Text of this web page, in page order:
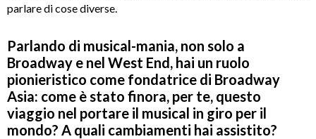
parlare di cose diverse.
Parlando di musical-mania, non solo a
Broadway e nel West End, hai un ruolo
pionieristico come fondatrice di Broadway
Asia: come è stato finora, per te, questo
viaggio nel portare il musical in giro per il
mondo? A quali cambiamenti hai assistito?